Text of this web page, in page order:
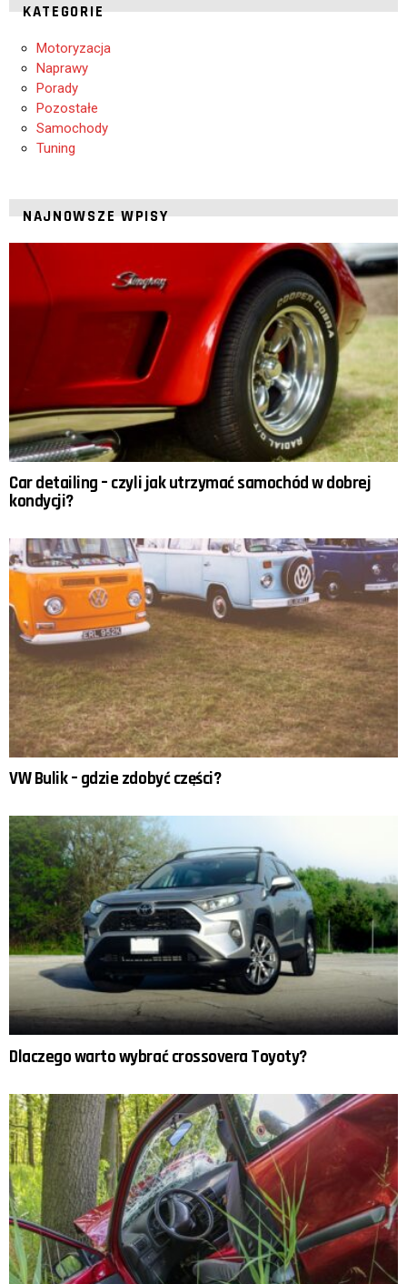
KATEGORIE
Motoryzacja
Naprawy
Porady
Pozostałe
Samochody
Tuning
NAJNOWSZE WPISY
Car detailing – czyli jak utrzymać samochód w dobrej
kondycji?
VW Bulik – gdzie zdobyć części?
Dlaczego warto wybrać crossovera Toyoty?